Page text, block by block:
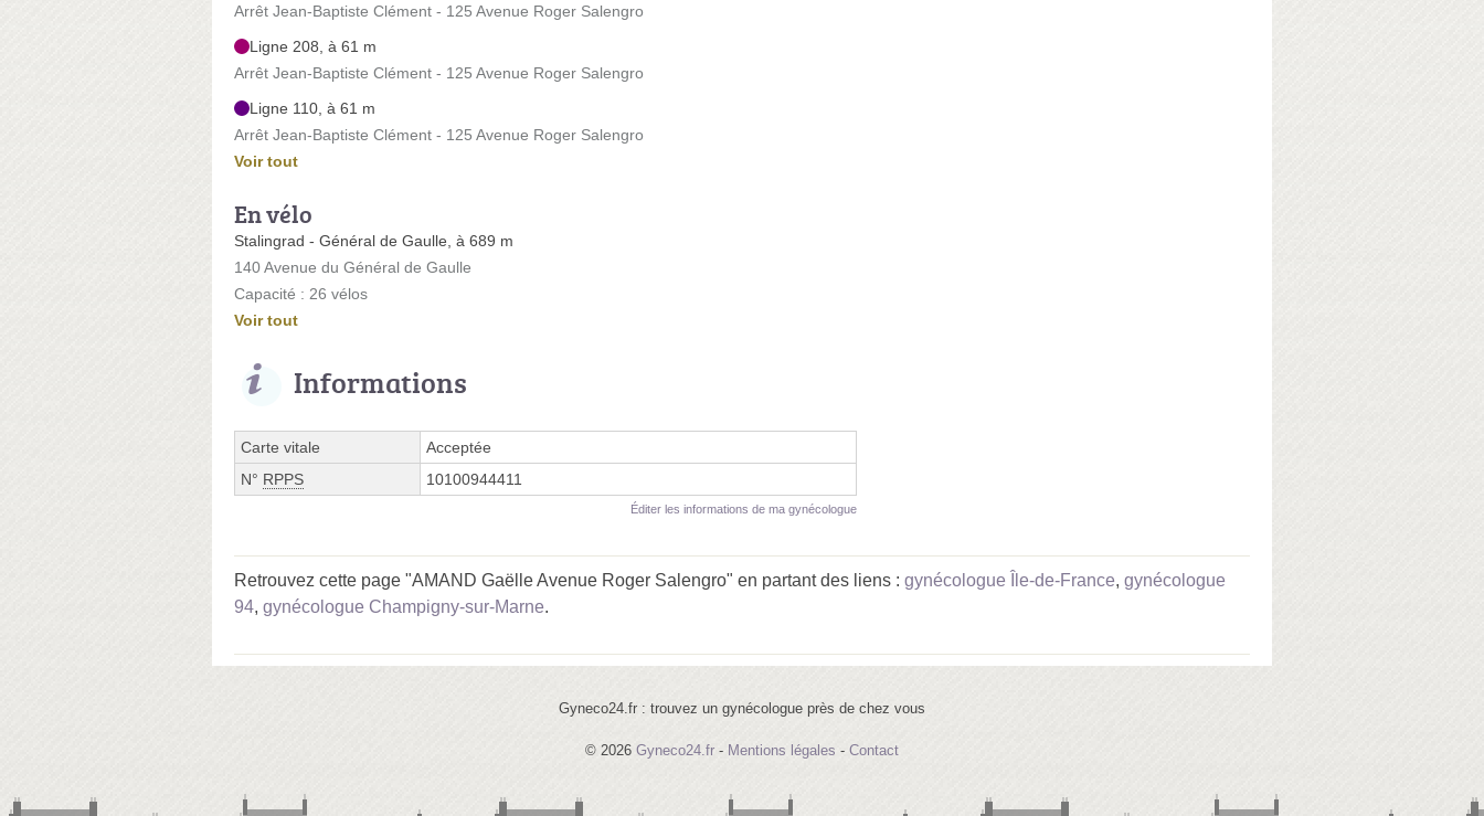
Arrêt Jean-Baptiste Clément - 125 Avenue Roger Salengro
Ligne 208, à 61 m
Arrêt Jean-Baptiste Clément - 125 Avenue Roger Salengro
Ligne 110, à 61 m
Arrêt Jean-Baptiste Clément - 125 Avenue Roger Salengro
Voir tout
En vélo
Stalingrad - Général de Gaulle, à 689 m
140 Avenue du Général de Gaulle
Capacité : 26 vélos
Voir tout
Informations
Carte vitale
Acceptée
N° RPPS 10100944411
Éditer les informations de ma gynécologue
Retrouvez cette page "AMAND Gaëlle Avenue Roger Salengro" en partant des liens : gynécologue Île-de-France, gynécologue
94, gynécologue Champigny-sur-Marne.
Gyneco24.fr : trouvez un gynécologue près de chez vous
© 2026 Gyneco24.fr - Mentions légales - Contact